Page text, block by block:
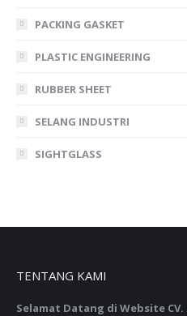
PACKING GASKET
PLASTIC ENGINEERING
RUBBER SHEET
SELANG INDUSTRI
SIGHTGLASS
TENTANG KAMI
Selamat Datang di Website CV.